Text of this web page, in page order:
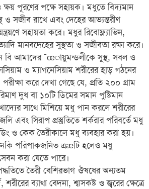
পূরণের পক্ষে সহায়ক। মধুতে বিদ্যমান
ও সজীব রাখে এবং দেহের আভ্যন্তরীণ
সহায়তা করে। মধুর রিবোফ্ল্যাভিন,
মানবদেহের সুস্থতা ও সজীবতা রক্ষা করে।
বি আমাদের ¯œায়ুমন্ডলীকে সুস্থ, সবল ও
ও ম্যাগনেসিয়াম শরীরের হাড় গঠনের
করে দেখা গেছে যে, প্রতি ২০০ গ্রাম
দুধ বা ১০টি ডিমের সমান পুষ্টিমান
সাথে মিশিয়ে মধু পান করলে শরীরের
এবং সিরাপ প্রস্তুতিতে শর্করার পরিবর্তে মধু
ও কেক তৈরীকালে মধু ব্যবহার করা হয়।
পরিপাকজনিত ত্রæটি হলেও মধু
করা যেতে পারে।
তৈরী বেশিরভাগ ঔষধের অন্যতম
ব্যাথা বেদনা, শ্বাসকষ্ট ও জ্বরের ক্ষেত্রে